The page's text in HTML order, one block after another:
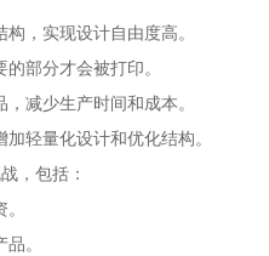
，实现设计自由度高。
部分才会被打印。
减少生产时间和成本。
轻量化设计和优化结构。
，包括：
。